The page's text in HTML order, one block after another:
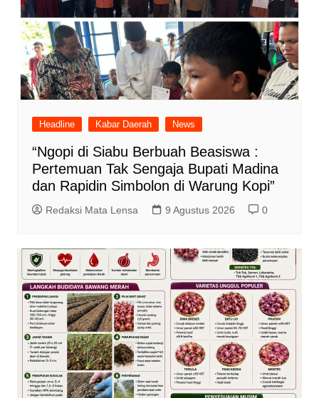
Headline Kabar Daerah News
“Ngopi di Siabu Berbuah Beasiswa :
Pertemuan Tak Sengaja Bupati Madina
dan Rapidin Simbolon di Warung Kopi”
Redaksi Mata Lensa 9 Agustus 2026 0